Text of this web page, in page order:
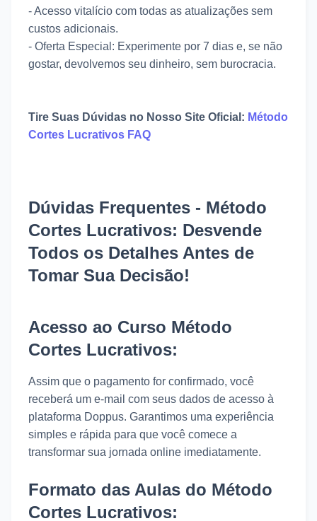
- Acesso vitalício com todas as atualizações sem
custos adicionais.
- Oferta Especial: Experimente por 7 dias e, se não
gostar, devolvemos seu dinheiro, sem burocracia.
Tire Suas Dúvidas no Nosso Site Oficial: Método
Cortes Lucrativos FAQ
Dúvidas Frequentes - Método
Cortes Lucrativos: Desvende
Todos os Detalhes Antes de
Tomar Sua Decisão!
Acesso ao Curso Método
Cortes Lucrativos:
Assim que o pagamento for confirmado, você
receberá um e-mail com seus dados de acesso à
plataforma Doppus. Garantimos uma experiência
simples e rápida para que você comece a
transformar sua jornada online imediatamente.
Formato das Aulas do Método
Cortes Lucrativos: